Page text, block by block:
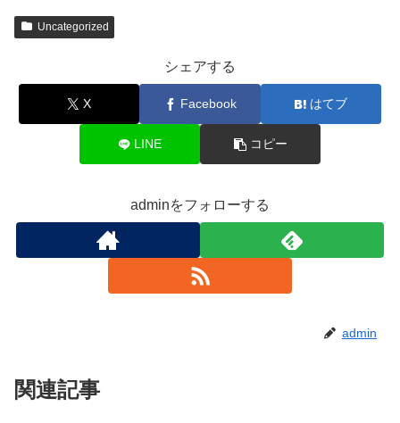
Uncategorized
シェアする
X Facebook はてブ
LINE コピー
adminをフォローする
admin
関連記事